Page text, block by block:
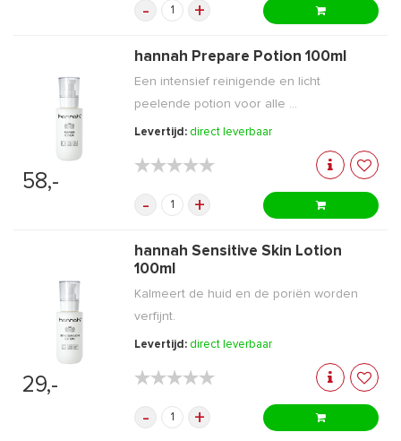
- +
58,-
hannah Prepare Potion 100ml
Een intensief reinigende en licht
peelende potion voor alle ...
Levertijd: direct leverbaar
★★★★★
★★★★★
- +
29,-
hannah Sensitive Skin Lotion
100ml
Kalmeert de huid en de poriën worden
verfijnt.
Levertijd: direct leverbaar
★★★★★
★★★★★
- +